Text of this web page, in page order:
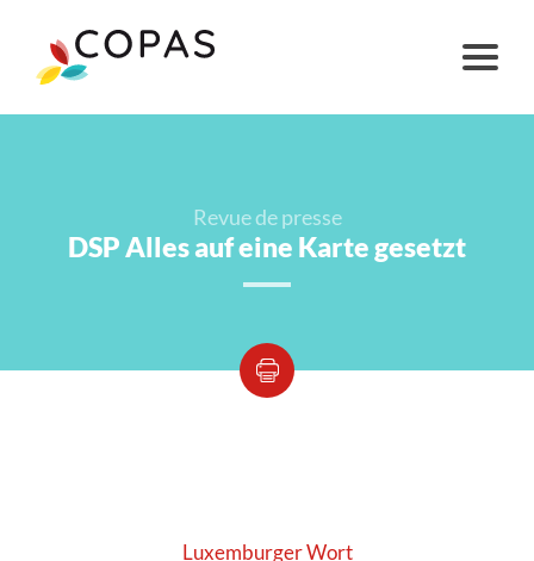
Revue de presse
DSP Alles auf eine Karte gesetzt
Luxemburger Wort